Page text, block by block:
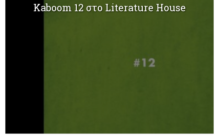
Kaboom 12 στο Literature House